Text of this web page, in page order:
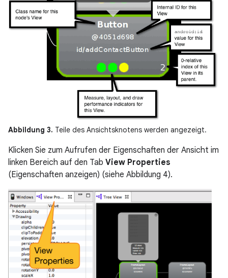
Abbildung 3. Teile des Ansichtsknotens werden angezeigt.
Klicken Sie zum Aufrufen der Eigenschaften der Ansicht im
linken Bereich auf den Tab View Properties
(Eigenschaften anzeigen) (siehe Abbildung 4).